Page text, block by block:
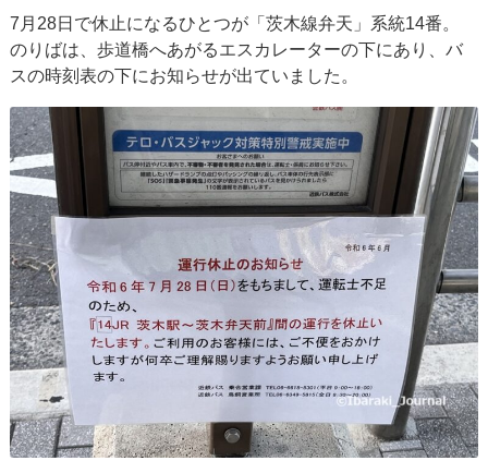
7月28日で休止になるひとつが「茨木線弁天」系統14番。
のりばは、歩道橋へあがるエスカレーターの下にあり、バ
スの時刻表の下にお知らせが出ていました。